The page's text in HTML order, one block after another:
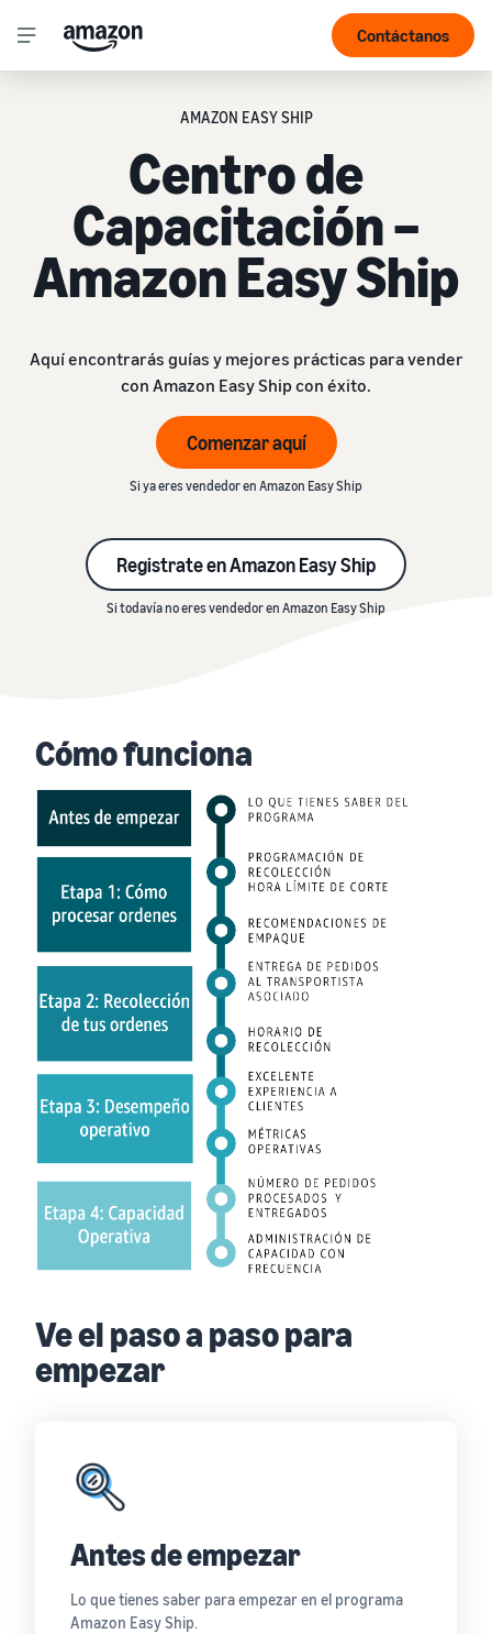
Contáctanos
AMAZON EASY SHIP
Centro de
Capacitación –
Amazon Easy Ship
Aquí encontrarás guías y mejores prácticas para vender
con Amazon Easy Ship con éxito.
Comenzar aquí
Si ya eres vendedor en Amazon Easy Ship
Registrate en Amazon Easy Ship
Si todavía no eres vendedor en Amazon Easy Ship
Cómo funciona
Ve el paso a paso para
empezar
Antes de empezar
Lo que tienes saber para empezar en el programa
Amazon Easy Ship.